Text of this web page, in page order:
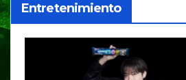
Entretenimiento